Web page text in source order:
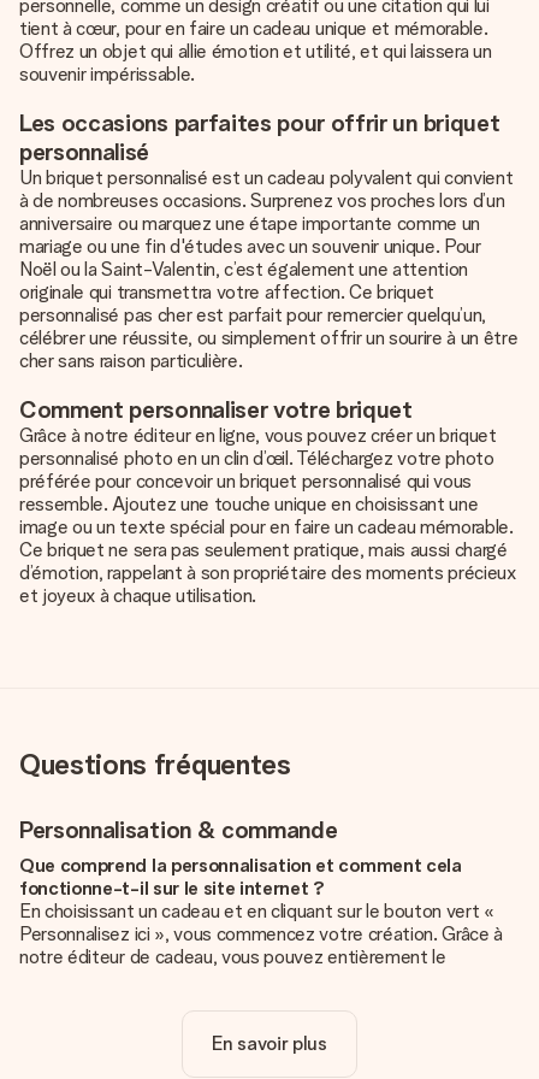
personnelle, comme un design créatif ou une citation qui lui
tient à cœur, pour en faire un cadeau unique et mémorable.
Offrez un objet qui allie émotion et utilité, et qui laissera un
souvenir impérissable.
Les occasions parfaites pour offrir un briquet
personnalisé
Un briquet personnalisé est un cadeau polyvalent qui convient
à de nombreuses occasions. Surprenez vos proches lors d’un
anniversaire ou marquez une étape importante comme un
mariage ou une fin d'études avec un souvenir unique. Pour
Noël ou la Saint-Valentin, c’est également une attention
originale qui transmettra votre affection. Ce briquet
personnalisé pas cher est parfait pour remercier quelqu’un,
célébrer une réussite, ou simplement offrir un sourire à un être
cher sans raison particulière.
Comment personnaliser votre briquet
Grâce à notre éditeur en ligne, vous pouvez créer un briquet
personnalisé photo en un clin d’œil. Téléchargez votre photo
préférée pour concevoir un briquet personnalisé qui vous
ressemble. Ajoutez une touche unique en choisissant une
image ou un texte spécial pour en faire un cadeau mémorable.
Ce briquet ne sera pas seulement pratique, mais aussi chargé
d’émotion, rappelant à son propriétaire des moments précieux
et joyeux à chaque utilisation.
Questions fréquentes
Personnalisation & commande
Que comprend la personnalisation et comment cela
fonctionne-t-il sur le site internet ?
En choisissant un cadeau et en cliquant sur le bouton vert «
Personnalisez ici », vous commencez votre création. Grâce à
notre éditeur de cadeau, vous pouvez entièrement le
unique pour ajouter une touche finale à votre cadeau.
La personnalisation est-elle comprise dans le prix ?
En savoir plus